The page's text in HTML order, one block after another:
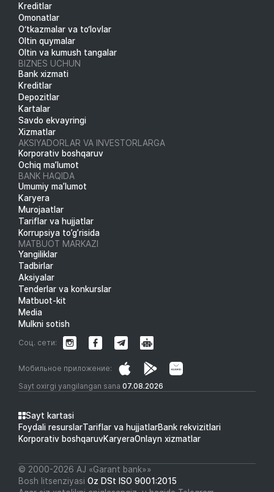
Kreditlar
Omonatlar
O‘tkazmalar va to‘lovlar
Oltin quymalar
Oltin va kumush tangalar
BIZNES UCHUN
Bank xizmati
Kreditlar
Depozitlar
Kartalar
Savdo ekvayringi
Xizmatlar
AKSIYADORLAR VA INVESTORLARGA
Korporativ boshqaruv
Ochiq ma’lumot
BANK HAQIDA
Umumiy ma’lumot
Karyera
Murojaatlar
Tariflar va hujjatlar
Korrupsiya to’g’risida
MATBUOT MARKAZI
Yangiliklar
Tadbirlar
Aksiyalar
Tenderlar va konkurslar
Matbuot-kit
Media
Mulkni sotish
Sayt oxirgi yangilangan sana 07.08.2026
Мобильное приложение:
Соц. сети:
Sayt kartasi
Foydali resurslarTariflar va hujjatlarBank rekvizitlari
Korporativ boshqaruvKaryeraOnlayn xizmatlar
© 2000-2026 АJ «Garant bank»»
Bosh litsenziyasi Oz DSt ISO 9001:2015